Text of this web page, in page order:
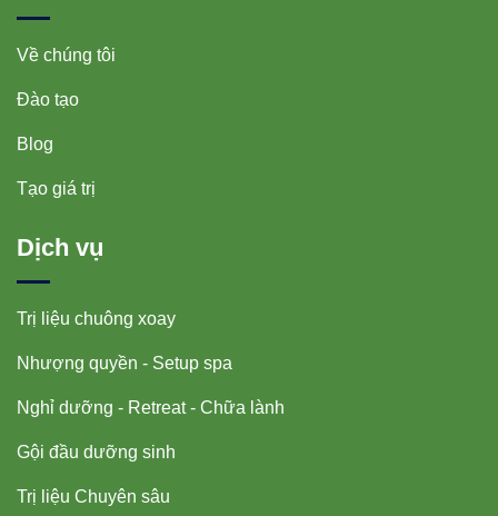
Về chúng tôi
Đào tạo
Blog
Tạo giá trị
Dịch vụ
Trị liệu chuông xoay
Nhượng quyền - Setup spa
Nghỉ dưỡng - Retreat - Chữa lành
Gội đầu dưỡng sinh
Trị liệu Chuyên sâu